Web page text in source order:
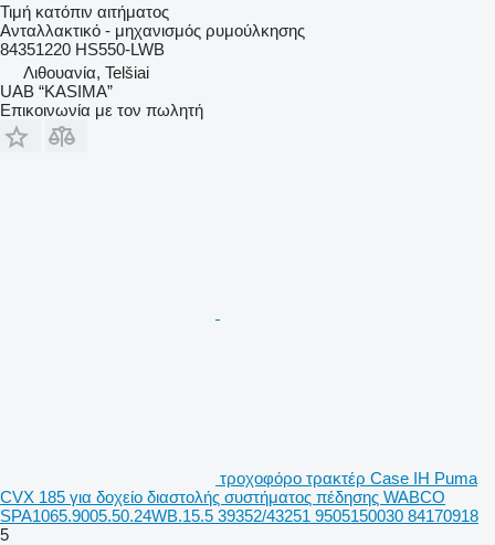
Τιμή κατόπιν αιτήματος
Ανταλλακτικό - μηχανισμός ρυμούλκησης
84351220 HS550-LWB
Λιθουανία, Telšiai
UAB “KASIMA”
Επικοινωνία με τον πωλητή
τροχοφόρο τρακτέρ Case IH Puma
CVX 185 για δοχείο διαστολής συστήματος πέδησης WABCO
SPA1065.9005.50.24WB.15.5 39352/43251 9505150030 84170918
5